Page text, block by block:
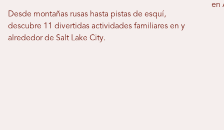
Desde montañas rusas hasta pistas de esquí,
descubre 11 divertidas actividades familiares en y
alrededor de Salt Lake City.
en